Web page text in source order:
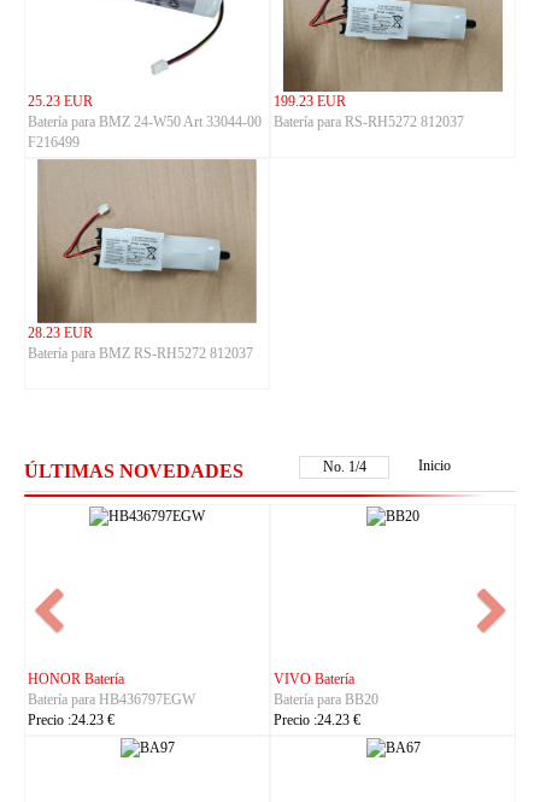
25.23 EUR
Batería para BMZ 24-W50 Art 33044-00
F216499
199.23 EUR
Batería para RS-RH5272 812037
28.23 EUR
Batería para BMZ RS-RH5272 812037
ÚLTIMAS NOVEDADES No. 1/4 Inicio
NOKIA Batería
Batería para BL-25AA
Precio :23.23 €
ASUS Batería
Batería para C21P2401
Precio :37.23 €